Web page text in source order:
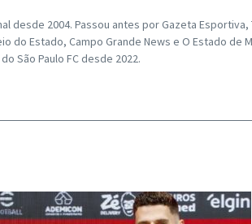
desde 2004. Passou antes por Gazeta
do Estado, Campo Grande News e O Estado
São Paulo FC desde 2022.